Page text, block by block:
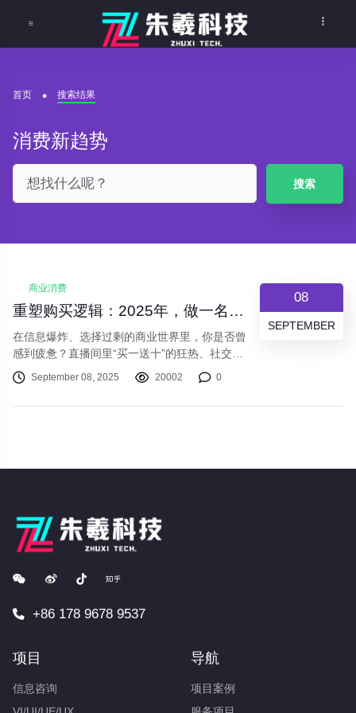
首页 搜索结果
消费新趋势
搜索
08
SEPTEMBER
商业消费
重塑购买逻辑：2025年，做一名“价值驱动型”消费者
在信息爆炸、选择过剩的商业世界里，你是否曾
感到疲惫？直播间里“买一送十”的狂热、社交媒
体上“种草即拔草”的冲动，让我们的消费行为常
常偏离最初的轨道。钱包空了，储物间满了，但
明、更精准地使用每一分钱的消费理念升级。
September 08, 2025 20002 0
+86 178 9678 9537
项目
信息咨询
导航
项目案例